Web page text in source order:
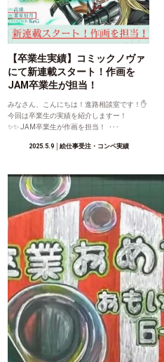
【卒業生実績】コミックノヴァ
にて新連載スタート！作画を
JAM卒業生が担当！
みなさん、こんにちは！進路相談室です！✋
今回は卒業生の実績を紹介しますー！
✨✨ JAM卒業生が作画を担当！ ･･･
2025.5.9│絵仕事受注・コンペ実績